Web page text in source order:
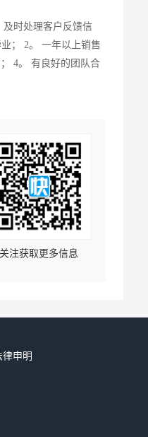
及时处理客户反馈信
； 2。 一年以上销售
4。 有良好的团队合
关注获取更多信息
律申明